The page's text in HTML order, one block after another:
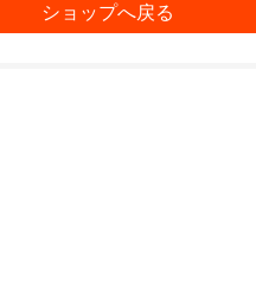
ショップへ戻る